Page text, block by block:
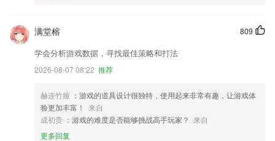
809
满堂榕
学会分析游戏数据，寻找最佳策略和打法
2026-08-07 08:22 推荐
赫连竹娅 ：游戏的道具设计很独特，使用起来非常有趣，让游戏体
验更加丰富！
来自
成初贵 ：游戏的难度是否能够挑战高手玩家？ 来自
更多回复